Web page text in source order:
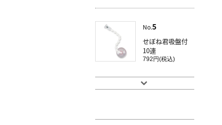
No.5
せぼね君吸盤付
10連
792円(税込)